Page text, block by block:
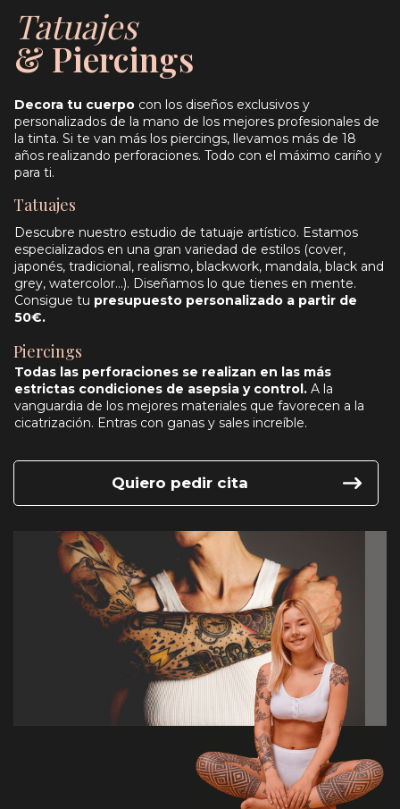
Tatuajes
& Piercings
Decora tu cuerpo con los diseños exclusivos y
personalizados de la mano de los mejores profesionales de
la tinta. Si te van más los piercings, llevamos más de 18
años realizando perforaciones. Todo con el máximo cariño y
para ti.
Tatuajes
Descubre nuestro estudio de tatuaje artístico. Estamos
especializados en una gran variedad de estilos (cover,
japonés, tradicional, realismo, blackwork, mandala, black and
grey, watercolor...). Diseñamos lo que tienes en mente.
Consigue tu presupuesto personalizado a partir de
50€.
Piercings
Todas las perforaciones se realizan en las más
estrictas condiciones de asepsia y control. A la
vanguardia de los mejores materiales que favorecen a la
cicatrización. Entras con ganas y sales increíble.
Quiero pedir cita